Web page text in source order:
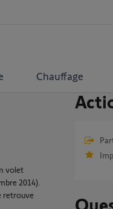
Chauffage
volet
2014).
retrouve